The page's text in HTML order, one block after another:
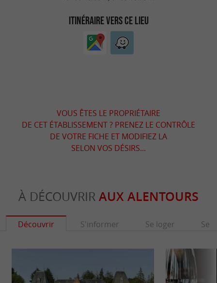
ITINÉRAIRE VERS CE LIEU
VOUS ÊTES LE PROPRIÉTAIRE
DE CET ÉTABLISSEMENT ? PRENEZ LE CONTRÔLE
DE VOTRE FICHE ET MODIFIEZ LA
SELON VOS DÉSIRS...
À DÉCOUVRIR AUX ALENTOURS
Découvrir S'informer Se loger Se